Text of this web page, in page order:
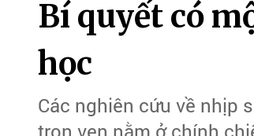
Các nghiên cứu về nhịp